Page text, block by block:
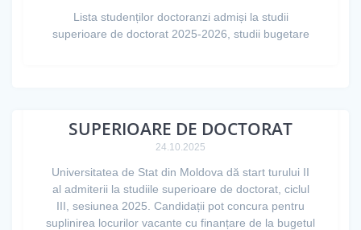
Lista studenților doctoranzi admiși la studii
superioare de doctorat 2025-2026, studii bugetare
SUPERIOARE DE DOCTORAT
24.10.2025
Universitatea de Stat din Moldova dă start turului II
al admiterii la studiile superioare de doctorat, ciclul
III, sesiunea 2025. Candidații pot concura pentru
suplinirea locurilor vacante cu finanțare de la bugetul